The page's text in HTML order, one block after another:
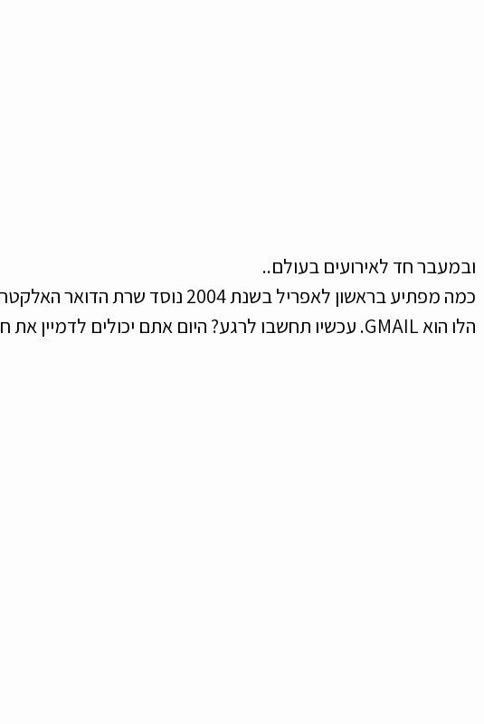
ובמעבר חד לאירועים בעולם..
כמה מפתיע בראשון לאפריל בשנת 2004 נוסד
הלו הוא GMAIL. עכשיו תחשבו לרגע? היום אתם יכולים לדמיין את חייכם בלעדיו?